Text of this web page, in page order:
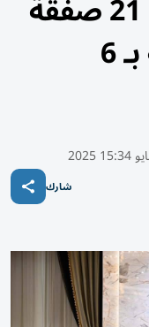
للطروحات الحكومية بـ 6
شارك